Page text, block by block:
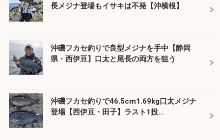
長メジナ登場もイサキは不発【沖横根】
沖磯フカセ釣りで良型メジナを手中【静岡
県・西伊豆】口太と尾長の両方を狙う
沖磯フカセ釣りで46.5cm1.69kg口太メジナ
登場【西伊豆・田子】ラスト1投...